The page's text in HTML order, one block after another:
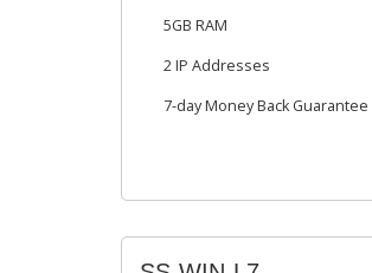
5GB RAM
2 IP Addresses
7-day Money Back Guarantee